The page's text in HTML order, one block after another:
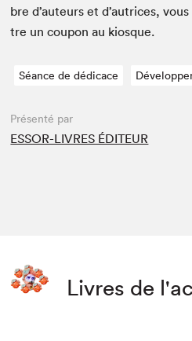
bre d’auteurs et d’autrices,
tre un coupon au kiosque.
Séance de dédicace
Présenté par
ESSOR-LIVRES ÉDITEUR
Livres de